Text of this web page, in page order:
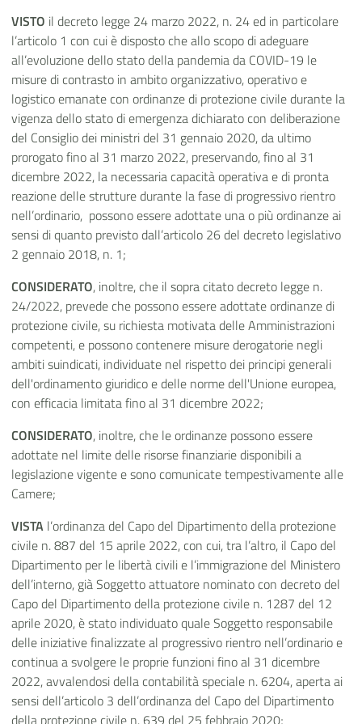
VISTO il decreto legge 24 marzo 2022, n. 24 ed in particolare
l’articolo 1 con cui è disposto che allo scopo di adeguare
all’evoluzione dello stato della pandemia da COVID-19 le
misure di contrasto in ambito organizzativo, operativo e
logistico emanate con ordinanze di protezione civile durante la
vigenza dello stato di emergenza dichiarato con deliberazione
del Consiglio dei ministri del 31 gennaio 2020, da ultimo
prorogato fino al 31 marzo 2022, preservando, fino al 31
dicembre 2022, la necessaria capacità operativa e di pronta
reazione delle strutture durante la fase di progressivo rientro
nell’ordinario, possono essere adottate una o più ordinanze ai
sensi di quanto previsto dall’articolo 26 del decreto legislativo
2 gennaio 2018, n. 1;
CONSIDERATO, inoltre, che il sopra citato decreto legge n.
24/2022, prevede che possono essere adottate ordinanze di
protezione civile, su richiesta motivata delle Amministrazioni
competenti, e possono contenere misure derogatorie negli
ambiti suindicati, individuate nel rispetto dei principi generali
dell'ordinamento giuridico e delle norme dell'Unione europea,
con efficacia limitata fino al 31 dicembre 2022;
CONSIDERATO, inoltre, che le ordinanze possono essere
adottate nel limite delle risorse finanziarie disponibili a
legislazione vigente e sono comunicate tempestivamente alle
Camere;
VISTA l’ordinanza del Capo del Dipartimento della protezione
civile n. 887 del 15 aprile 2022, con cui, tra l’altro, il Capo del
Dipartimento per le libertà civili e l’immigrazione del Ministero
dell’interno, già Soggetto attuatore nominato con decreto del
Capo del Dipartimento della protezione civile n. 1287 del 12
aprile 2020, è stato individuato quale Soggetto responsabile
delle iniziative finalizzate al progressivo rientro nell’ordinario e
continua a svolgere le proprie funzioni fino al 31 dicembre
2022, avvalendosi della contabilità speciale n. 6204, aperta ai
sensi dell’articolo 3 dell’ordinanza del Capo del Dipartimento
della protezione civile n. 639 del 25 febbraio 2020;